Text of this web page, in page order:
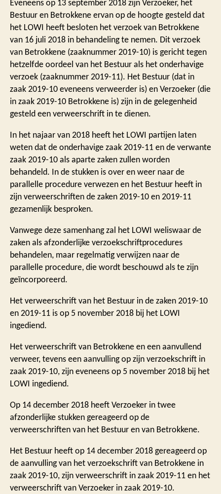
Eveneens op 13 september 2018 zijn Verzoeker, het
Bestuur en Betrokkene ervan op de hoogte gesteld dat
het LOWI heeft besloten het verzoek van Betrokkene
van 16 juli 2018 in behandeling te nemen. Dit verzoek
van Betrokkene (zaaknummer 2019-10) is gericht tegen
hetzelfde oordeel van het Bestuur als het onderhavige
verzoek (zaaknummer 2019-11). Het Bestuur (dat in
zaak 2019-10 eveneens verweerder is) en Verzoeker (die
in zaak 2019-10 Betrokkene is) zijn in de gelegenheid
gesteld een verweerschrift in te dienen.
In het najaar van 2018 heeft het LOWI partijen laten
weten dat de onderhavige zaak 2019-11 en de verwante
zaak 2019-10 als aparte zaken zullen worden
behandeld. In de stukken is over en weer naar de
parallelle procedure verwezen en het Bestuur heeft in
zijn verweerschriften de zaken 2019-10 en 2019-11
gezamenlijk besproken.
Vanwege deze samenhang zal het LOWI weliswaar de
zaken als afzonderlijke verzoekschriftprocedures
behandelen, maar regelmatig verwijzen naar de
parallelle procedure, die wordt beschouwd als te zijn
geïncorporeerd.
Het verweerschrift van het Bestuur in de zaken 2019-10
en 2019-11 is op 5 november 2018 bij het LOWI
ingediend.
Het verweerschrift van Betrokkene en een aanvullend
verweer, tevens een aanvulling op zijn verzoekschrift in
zaak 2019-10, zijn eveneens op 5 november 2018 bij het
LOWI ingediend.
Op 14 december 2018 heeft Verzoeker in twee
afzonderlijke stukken gereageerd op de
verweerschriften van het Bestuur en van Betrokkene.
Het Bestuur heeft op 14 december 2018 gereageerd op
de aanvulling van het verzoekschrift van Betrokkene in
zaak 2019-10, zijn verweerschrift in zaak 2019-11 en het
verweerschrift van Verzoeker in zaak 2019-10.